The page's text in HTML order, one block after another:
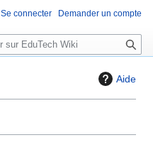
Aide
Se connecter Demander un compte